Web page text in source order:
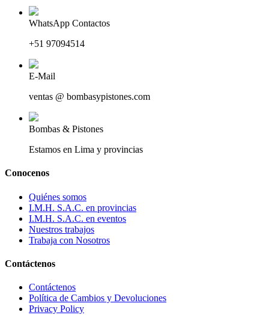
WhatsApp Contactos
+51 97094514
E-Mail
ventas @ bombasypistones.com
Bombas & Pistones
Estamos en Lima y provincias
Conocenos
Quiénes somos
I.M.H. S.A.C. en provincias
I.M.H. S.A.C. en eventos
Nuestros trabajos
Trabaja con Nosotros
Contáctenos
Contáctenos
Política de Cambios y Devoluciones
Privacy Policy